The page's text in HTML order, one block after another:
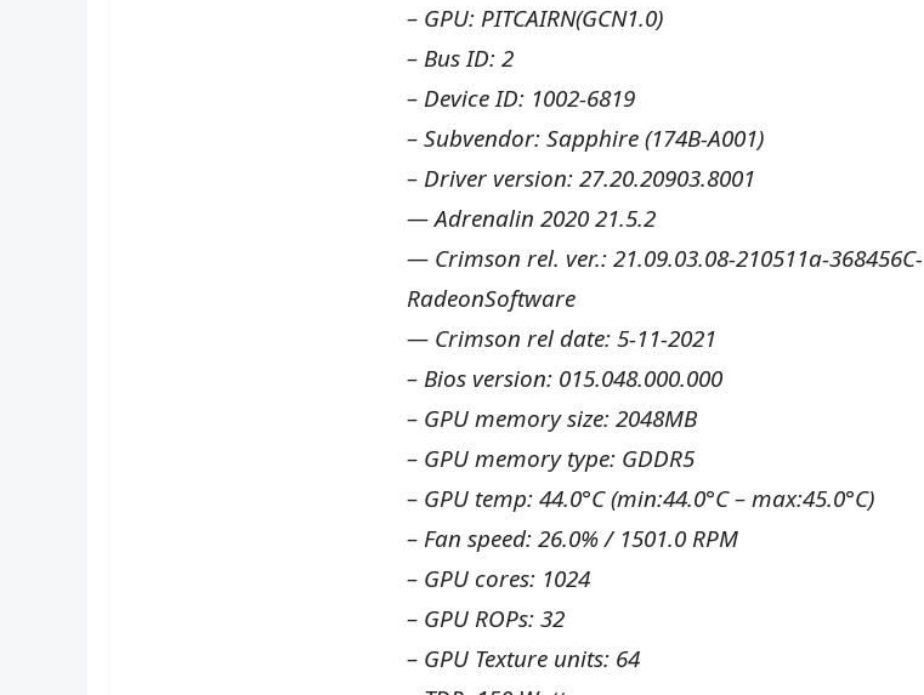
– GPU: PITCAIRN(GCN1.0)
– Bus ID: 2
– Device ID: 1002-6819
– Subvendor: Sapphire (174B-A001)
– Driver version: 27.20.20903.8001
— Adrenalin 2020 21.5.2
— Crimson rel. ver.: 21.09.03.08-210511a-368456C-
RadeonSoftware
— Crimson rel date: 5-11-2021
– Bios version: 015.048.000.000
– GPU memory size: 2048MB
– GPU memory type: GDDR5
– GPU temp: 44.0°C (min:44.0°C – max:45.0°C)
– Fan speed: 26.0% / 1501.0 RPM
– GPU cores: 1024
– GPU ROPs: 32
– GPU Texture units: 64